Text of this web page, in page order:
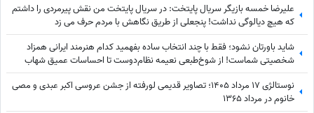
علیرضا خمسه بازیگر سریال پایتخت: در سریال پایتخت من نقش پیرمردی را داشتم
که هیچ دیالوگی نداشت! پنجعلی از طریق نگاهش با مردم حرف می زد
شاید باورتان نشود؛ فقط با چند انتخاب ساده بفهمید کدام هنرمند ایرانی همزاد
شخصیتی شماست! از شوخ‌طبعی نعیمه نظام‌دوست تا احساسات عمیق شهاب
حسینی؛ شما شبیه کدام‌یک هستید؟
نوستالژی 17 مرداد 1405؛ تصاویر قدیمی لورفته از جشن عروسی اکبر عبدی و مصی
خانوم در مرداد 1365